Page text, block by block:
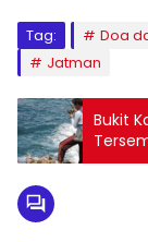
Tag: Doa
Jatman
Bukit